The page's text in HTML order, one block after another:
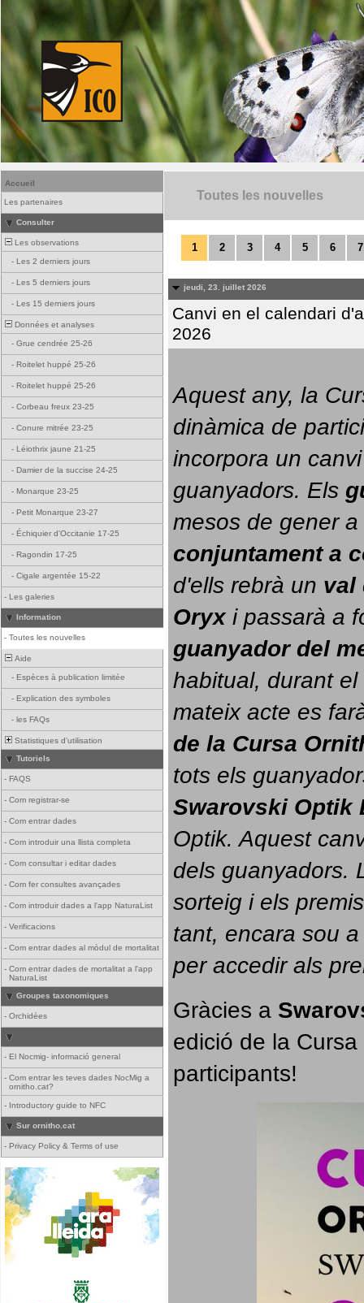
Accueil
Les partenaires
Consulter
Les observations
- Les 2 derniers jours
- Les 5 derniers jours
- Les 15 derniers jours
Données et analyses
- Grue cendrée 25-26
- Roitelet huppé 25-26
- Roitelet huppé 25-26
- Corbeau freux 23-25
- Conure mitrée 23-25
- Léiothrix jaune 21-25
- Damier de la succise 24-25
- Monarque 23-25
- Petit Monarque 23-27
- Échiquier d'Occitanie 17-25
- Ragondin 17-25
- Cigale argentée 15-22
- Les galeries
Information
- Toutes les nouvelles
Aide
- Espèces à publication limitée
- Explication des symboles
- les FAQs
Statistiques d'utilisation
Tutoriels
- FAQS
- Com registrar-se
- Com entrar dades
- Com introduir una llista completa
- Com consultar i editar dades
- Com fer consultes avançades
- Com introduir dades a l'app NaturaList
- Verificacions
- Com entrar dades al mòdul de mortalitat
- Com entrar dades de mortalitat a l'app
NaturaList
Groupes taxonomiques
- Orchidées
- El Nocmig- informació general
- Com entrar les teves dades NocMig a
ornitho.cat?
- Introductory guide to NFC
Sur ornitho.cat
- Privacy Policy & Terms of use
Toutes les nouvelles
1 2 3 4 5 6 7
jeudi, 23. juillet 2026
Canvi en el calendari
2026
Aquest any, la
dinàmica de
incorpora un
guanyadors. Els
conjuntament a
d'ells rebrà un val
Oryx i passarà a
guanyador del
habitual, durant el
mateix acte es
de la Cursa
tots els
Swarovski Optik
Optik. Aquest
dels guanyadors.
sorteig i els
tant, encara sou
per accedir als
Gràcies a
edició de la
participants!